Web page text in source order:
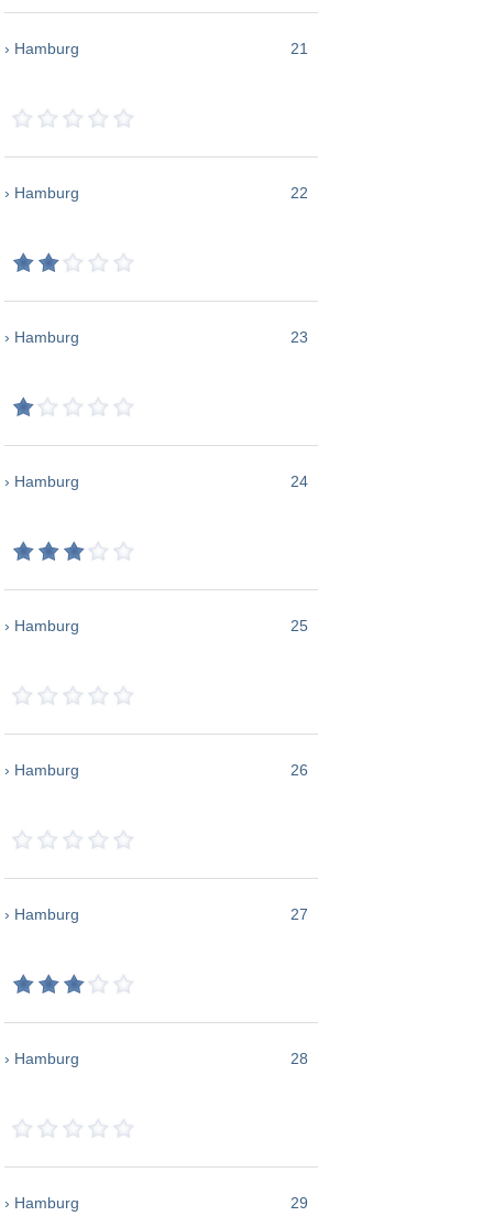
› Hamburg 21
› Hamburg 22
› Hamburg 23
› Hamburg 24
› Hamburg 25
› Hamburg 26
› Hamburg 27
› Hamburg 28
› Hamburg 29